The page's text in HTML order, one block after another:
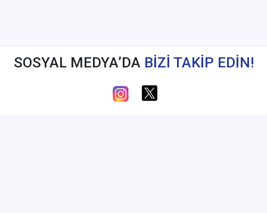
SOSYAL MEDYA’DA BİZİ TAKİP EDİN!